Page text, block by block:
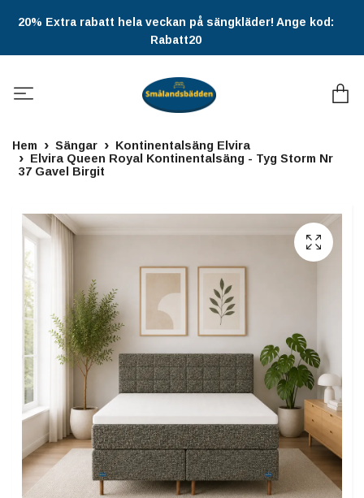
20% Extra rabatt hela veckan på sängkläder! Ange kod:
Rabatt20
Hem Sängar
Kontinentalsäng Elvira
Elvira Queen Royal Kontinentalsäng - Tyg Storm Nr
37 Gavel Birgit